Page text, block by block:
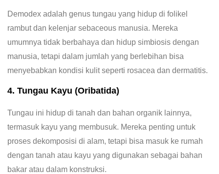
Demodex adalah genus tungau yang hidup di folikel
rambut dan kelenjar sebaceous manusia. Mereka
umumnya tidak berbahaya dan hidup simbiosis dengan
manusia, tetapi dalam jumlah yang berlebihan bisa
menyebabkan kondisi kulit seperti rosacea dan dermatitis.
4. Tungau Kayu (Oribatida)
Tungau ini hidup di tanah dan bahan organik lainnya,
termasuk kayu yang membusuk. Mereka penting untuk
proses dekomposisi di alam, tetapi bisa masuk ke rumah
dengan tanah atau kayu yang digunakan sebagai bahan
bakar atau dalam konstruksi.